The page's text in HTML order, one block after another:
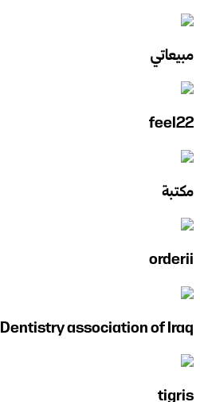
مبيعاتي
feel22
مكتبة
orderii
Dentistry association of Iraq
tigris